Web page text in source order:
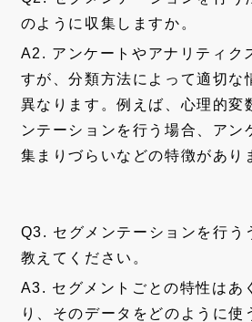
のように収集しますか。
A2. アンケートやアナリティク
すが、分類方法によって適切な
異なります。例えば、心理的変
ンテーションを行う場合、アン
集まりづらいなどの特徴があり
Q3. セグメンテーションを行う
教えてください。
A3. セグメントごとの特性はあ
り、そのデータをどのように使